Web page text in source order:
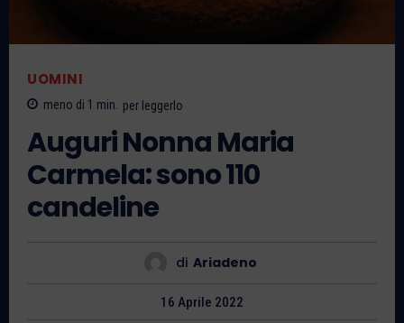
UOMINI
meno di 1 min. per leggerlo
Auguri Nonna Maria
Carmela: sono 110
candeline
di Ariadeno
16 Aprile 2022